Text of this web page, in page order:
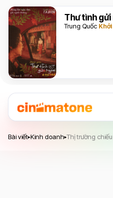
Thư tình gửi
Trung Quốc
Bài viết▸Kinh doanh▸Thị trường